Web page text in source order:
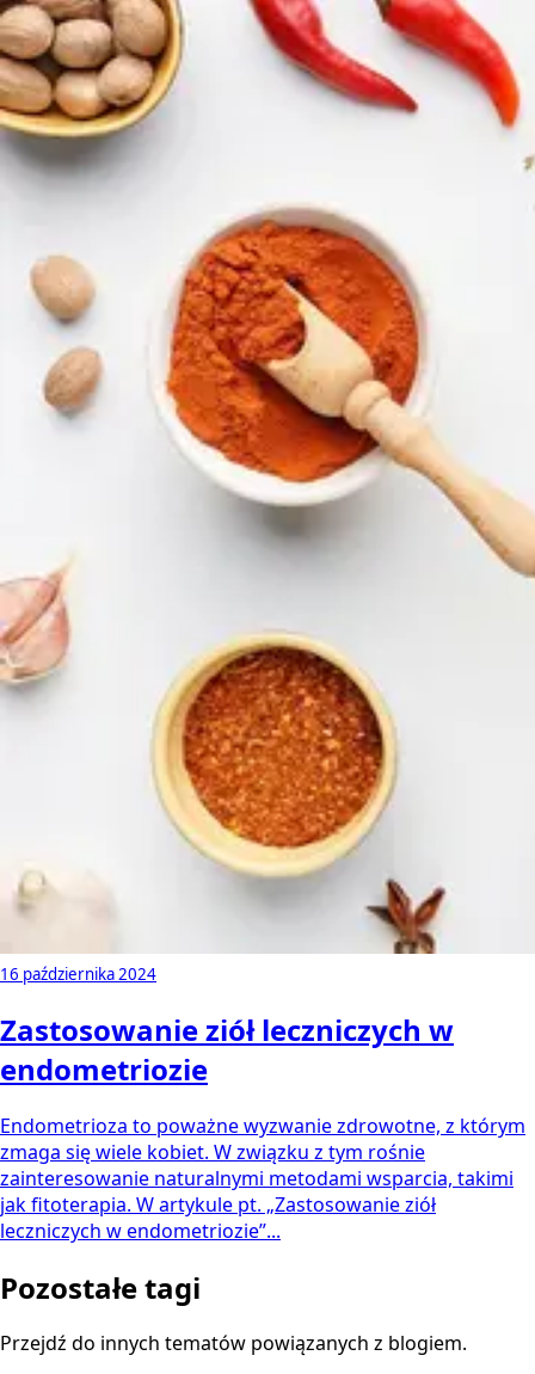
16 października 2024
Zastosowanie ziół leczniczych w
endometriozie
Endometrioza to poważne wyzwanie zdrowotne, z którym
zmaga się wiele kobiet. W związku z tym rośnie
zainteresowanie naturalnymi metodami wsparcia, takimi
jak fitoterapia. W artykule pt. „Zastosowanie ziół
leczniczych w endometriozie”...
Pozostałe tagi
Przejdź do innych tematów powiązanych z blogiem.